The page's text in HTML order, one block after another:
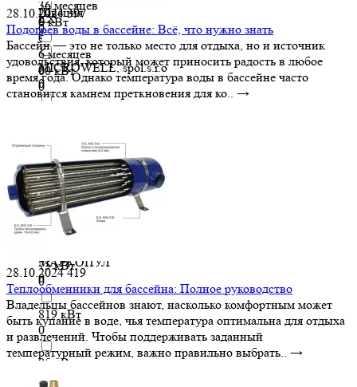
6 кВт
0
60 кВт
0
672 кВт
0
72 кВт
0
75 кВт
0
819 кВт
0
85 кВт
0
LX
0
MICROWELL, spol.s.r.o
0
Techno System
0
Zodiac
0
МАРКОПУЛ
0
Швеция
0
36 месяцев
0
6 месяцев
0
28.10.2024 397
Подогрев воды в бассейне: Всё, что нужно знать
Бассейн — это не только место для отдыха, но и источник
удовольствия, который может приносить радость в любое
время года. Однако температура воды в бассейне часто
становится камнем преткновения для ко.. →
28.10.2024 419
Теплообменники для бассейна: Полное руководство
Владельцы бассейнов знают, насколько комфортным может
быть купание в воде, чья температура оптимальна для отдыха
и развлечений. Чтобы поддерживать заданный
температурный режим, важно правильно выбрать.. →